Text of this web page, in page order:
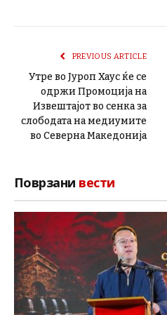
PREVIOUS ARTICLE
Утре во Јуроп Хаус ќе се
одржи Промоција на
Извештајот во сенка за
слободата на медиумите
во Северна Македонија
Поврзани вести